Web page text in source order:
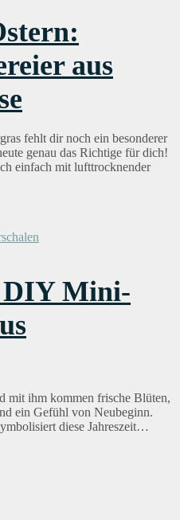
aus
fehlt dir noch ein besonderer
genau das Richtige für dich!
einfach mit lufttrocknender
DIY Mini-
mit ihm kommen frische Blüten,
ein Gefühl von Neubeginn.
diese Jahreszeit…